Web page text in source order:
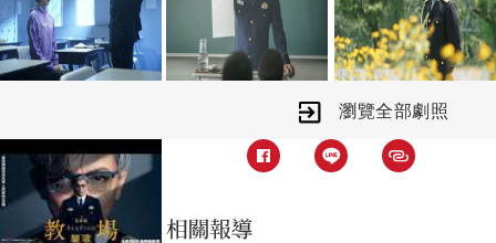
藏不可言說的祕密。而在這時，十崎的
妹妹紗羅遭人綁架，風間教場的畢業生
們也全面展開追查，卻意外發現，綁匪
似乎計畫在第205期學生的畢業典禮當
天，策劃一場撼動警界的重大事件…。
瀏覽全部劇照